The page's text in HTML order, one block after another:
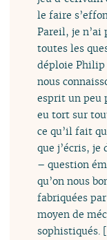
le faire
Pareil, je n’ai
toutes les
déploie Philip
nous
esprit un peu
eu tort sur
ce qu’il fait
que j’écris, je
– question
qu’on nous
fabriquées
moyen de
sophistiqués.